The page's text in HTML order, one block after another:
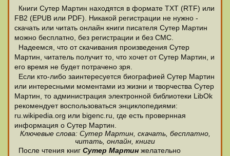
Книги Сутер Мартин находятся в формате ТХТ (RTF) или
FB2 (EPUB или PDF). Никакой регистрации не нужно -
скачать или читать онлайн книги писателя Сутер Мартин
можно бесплатно, без регистрации и без СМС.
Надеемся, что от скачивания произведения Сутер
Мартин, читатель получит то, что хочет от Сутер Мартин, и
его время не будет потрачено зря.
Если кто-либо заинтересуется биографией Сутер Мартин
или интересными моментами из жизни и творчества Сутер
Мартин, то администрация электронной библиотеки LibOk
рекомендует воспользоваться энциклопедиями:
ru.wikipedia.org или bigenc.ru, где есть провернная
информация о Сутер Мартин.
Ключевые слова: Сутер Мартин, скачать, бесплатно,
читать, онлайн, книги
После чтения книг Сутер Мартин желательно